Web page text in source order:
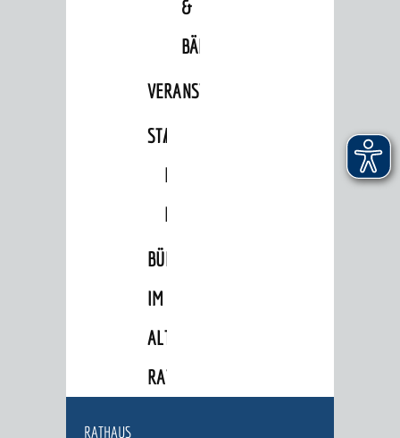
&
BÄDER
VERANSTALTUNGSRÄUME
STADTHALLE
ROLF-
ENGELBRECHT-
HAUS
BÜRGERSAAL
IM
ALTEN
RATHAUS
Migranten / Flüchtlinge
Bürgerinformationssystem
Gemeinderat
Ortschaftsräte
Ausschüsse und Beiräte
Stadtrecht
RATHAUS